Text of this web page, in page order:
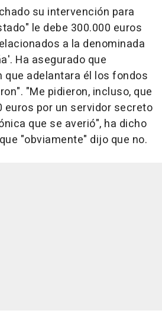
su intervención para
le debe 300.000 euros
a la denominada
Ha asegurado que
que adelantara él los fondos
"Me pidieron, incluso, que
euros por un servidor secreto
que se averió", ha dicho
"obviamente" dijo que no.